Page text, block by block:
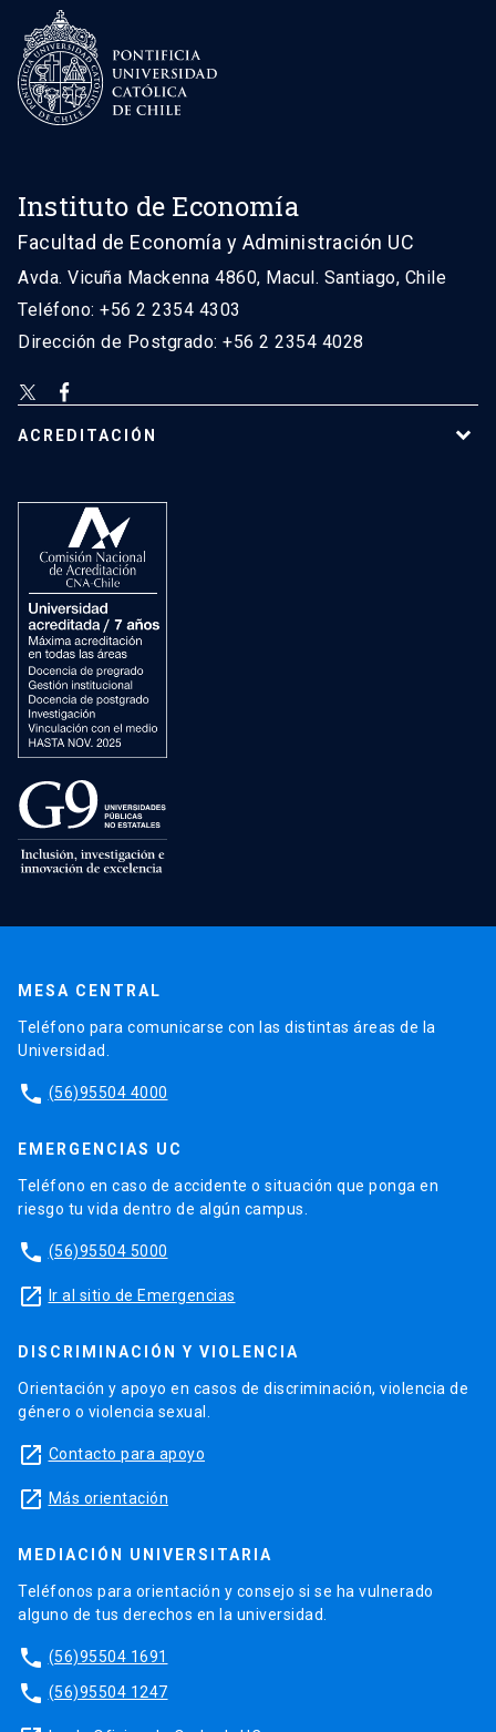
Instituto de Economía
Facultad de Economía y Administración UC
Avda. Vicuña Mackenna 4860, Macul. Santiago, Chile
Teléfono: +56 2 2354 4303
Dirección de Postgrado: +56 2 2354 4028
ACREDITACIÓN
MESA CENTRAL
Teléfono para comunicarse con las distintas áreas de la
Universidad.
phone (56)95504 4000
EMERGENCIAS UC
Teléfono en caso de accidente o situación que ponga en
riesgo tu vida dentro de algún campus.
phone (56)95504 5000
launch Ir al sitio de Emergencias
DISCRIMINACIÓN Y VIOLENCIA
Orientación y apoyo en casos de discriminación, violencia de
género o violencia sexual.
launch Contacto para apoyo
launch Más orientación
MEDIACIÓN UNIVERSITARIA
Teléfonos para orientación y consejo si se ha vulnerado
alguno de tus derechos en la universidad.
phone (56)95504 1691
phone (56)95504 1247